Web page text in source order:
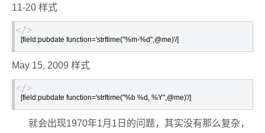
11-20 样式
[field:pubdate function='strftime("%m-%d",@me)'/]
May 15, 2009 样式
[field:pubdate function='strftime("%b %d, %Y",@me)'/]
就会出现1970年1月1日的问题，其实没有那么复杂，